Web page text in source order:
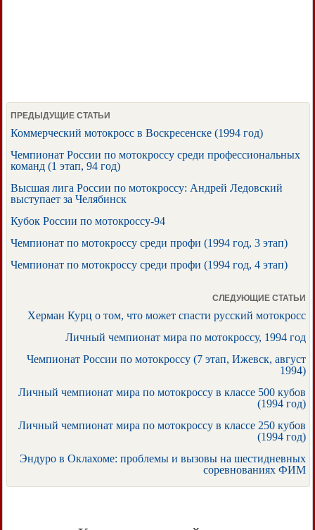
ПРЕДЫДУЩИЕ СТАТЬИ
Коммерческий мотокросс в Воскресенске (1994 год)
Чемпионат России по мотокроссу среди профессиональных
команд (1 этап, 94 год)
Высшая лига России по мотокроссу: Андрей Ледовский
выступает за Челябинск
Кубок России по мотокроссу-94
Чемпионат по мотокроссу среди профи (1994 год, 3 этап)
Чемпионат по мотокроссу среди профи (1994 год, 4 этап)
СЛЕДУЮЩИЕ СТАТЬИ
Херман Курц о том, что может спасти русский мотокросс
Личный чемпионат мира по мотокроссу, 1994 год
Чемпионат России по мотокроссу (7 этап, Ижевск, август
1994)
Личный чемпионат мира по мотокроссу в классе 500 кубов
(1994 год)
Личный чемпионат мира по мотокроссу в классе 250 кубов
(1994 год)
Эндуро в Оклахоме: проблемы и вызовы на шестидневных
соревнованиях ФИМ